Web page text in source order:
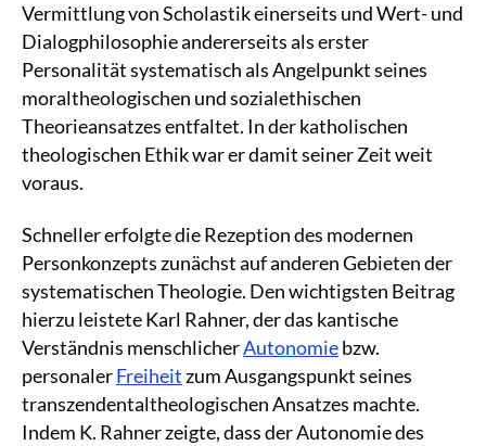
Vermittlung von Scholastik einerseits und Wert- und
Dialogphilosophie andererseits als erster
Personalität systematisch als Angelpunkt seines
moraltheologischen und sozialethischen
Theorieansatzes entfaltet. In der katholischen
theologischen Ethik war er damit seiner Zeit weit
voraus.
Schneller erfolgte die Rezeption des modernen
Personkonzepts zunächst auf anderen Gebieten der
systematischen Theologie. Den wichtigsten Beitrag
hierzu leistete Karl Rahner, der das kantische
Verständnis menschlicherAutonomiebzw.
personalerFreiheitzum Ausgangspunkt seines
transzendentaltheologischen Ansatzes machte.
Indem K. Rahner zeigte, dass der Autonomie des